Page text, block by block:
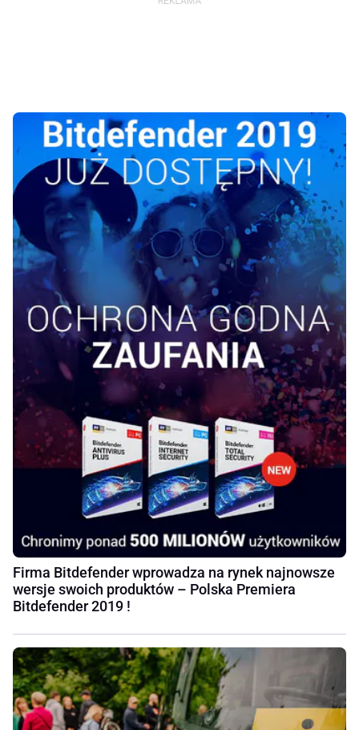
Firma Bitdefender wprowadza na rynek najnowsze
wersje swoich produktów – Polska Premiera
Bitdefender 2019 !